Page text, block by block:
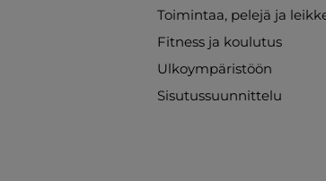
Toimintaa, pelejä ja
Fitness ja koulutus
Ulkoympäristöön
Sisutussuunnittelu